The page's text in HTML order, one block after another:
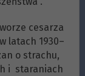
cesarza
latach 1930–
o strachu,
i staraniach